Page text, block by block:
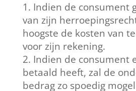
Indien de consument
van zijn
hoogste de kosten van
voor zijn rekening.
Indien de consument
betaald heeft, zal de
bedrag zo spoedig